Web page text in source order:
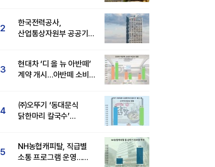
2
한국전력공사,
산업통상자원부 공공기관
3
현대차 ‘디 올 뉴 아반떼’
계약 개시…아반떼 소비자
4
㈜오뚜기 ‘동대문식
닭한마리 칼국수’
5
NH농협캐피탈, 직급별
소통 프로그램 운영…